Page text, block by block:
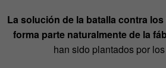
La solución de la batalla contra
forma parte naturalmente de la
han sido plantados por